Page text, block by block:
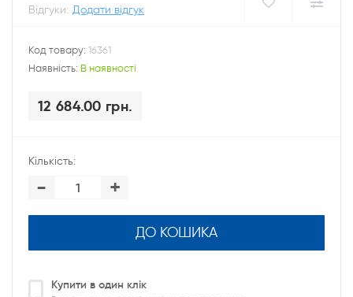
Відгуки: Додати відгук
Код товару: 16361
Наявність: В наявності
12 684.00 грн.
Кількість:
- +
ДО КОШИКА
Купити в один клік